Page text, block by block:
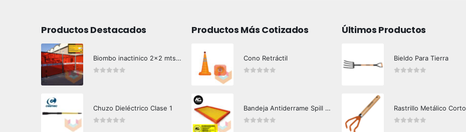
Productos Destacados
Biombo inactinico 2x2 mts Hazard Control
Chuzo Dieléctrico Clase 1
Productos Más Cotizados
Cono Retráctil
Bandeja Antiderrame Spill Barrier 117 lts Certificada
Últimos Productos
Bieldo Para Tierra
Rastrillo Metálico Corto